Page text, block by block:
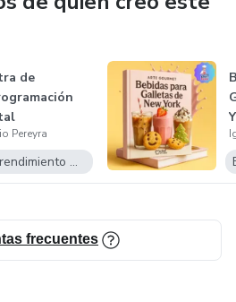
y ventas que generan
diseñado para maximizar tu
confusión y llevarte directo al
tu conocimiento de forma
indicado.
de
Pereyra
Emprendimiento Digital
frecuentes